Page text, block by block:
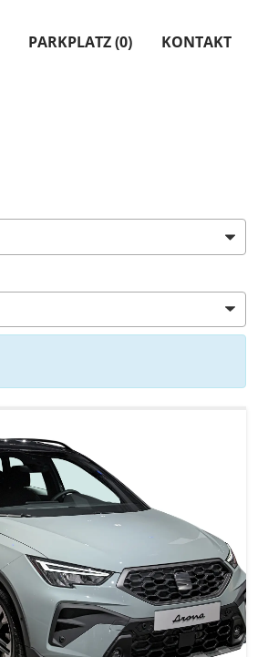
PARKPLATZ (0) KONTAKT